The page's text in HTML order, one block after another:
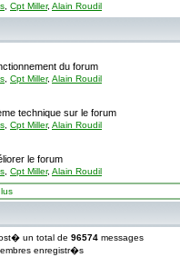
Cpt Miller, Alain Roudil
du forum
Cpt Miller, Alain Roudil
technique sur le forum
Cpt Miller, Alain Roudil
le forum
Cpt Miller, Alain Roudil
un total de 96574 messages
enregistr�s